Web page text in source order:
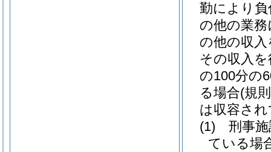
勤により
の他の業
の他の収
その収入
の100分の
る場合(規
は収容さ
(1)
刑事
ている場